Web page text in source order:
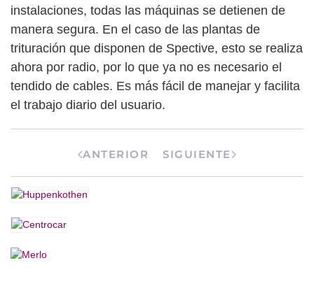
instalaciones, todas las máquinas se detienen de
manera segura. En el caso de las plantas de
trituración que disponen de Spective, esto se realiza
ahora por radio, por lo que ya no es necesario el
tendido de cables. Es más fácil de manejar y facilita
el trabajo diario del usuario.
ANTERIOR SIGUIENTE